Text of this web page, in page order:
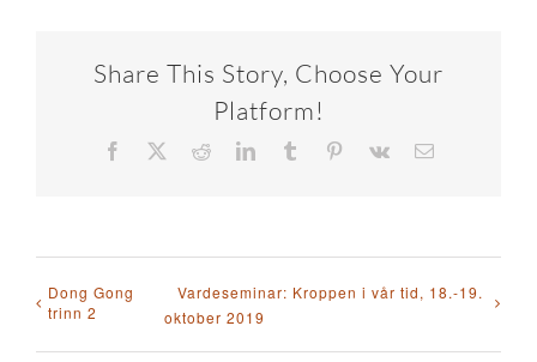
Share This Story, Choose Your
Platform!
Facebook RedditLinkedIn
TumblrPinterest
Vk
E-
Dong Gong
trinn 2
Vardeseminar: Kroppen i vår tid, 18.-19.
oktober 2019